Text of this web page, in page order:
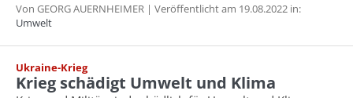
Von GEORG AUERNHEIMER | Veröffentlicht am 19.08.2022 in:
Umwelt
Ukraine-Krieg
Krieg schädigt Umwelt und Klima